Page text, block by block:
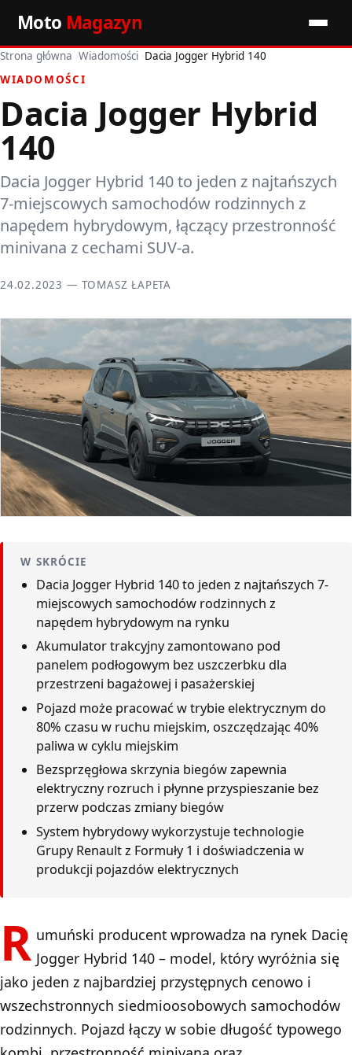
Moto Magazyn
Start
Wiadomości
Premiery
Porady motoryzacyjne
Pozostałe artykuły
Strona główna ›Wiadomości ›Dacia Jogger Hybrid 140
WIADOMOŚCI
Dacia Jogger Hybrid
140
Dacia Jogger Hybrid 140 to jeden z najtańszych
7-miejscowych samochodów rodzinnych z
napędem hybrydowym, łączący przestronność
minivana z cechami SUV-a.
24.02.2023 — TOMASZ ŁAPETA
W SKRÓCIE
Dacia Jogger Hybrid 140 to jeden z najtańszych 7-
miejscowych samochodów rodzinnych z
napędem hybrydowym na rynku
Akumulator trakcyjny zamontowano pod
panelem podłogowym bez uszczerbku dla
przestrzeni bagażowej i pasażerskiej
Pojazd może pracować w trybie elektrycznym do
80% czasu w ruchu miejskim, oszczędzając 40%
paliwa w cyklu miejskim
Bezsprzęgłowa skrzynia biegów zapewnia
elektryczny rozruch i płynne przyspieszanie bez
przerw podczas zmiany biegów
System hybrydowy wykorzystuje technologie
Grupy Renault z Formuły 1 i doświadczenia w
produkcji pojazdów elektrycznych
R umuński producent wprowadza na rynek Dacię
Jogger Hybrid 140 – model, który wyróżnia się
jako jeden z najbardziej przystępnych cenowo i
wszechstronnych siedmioosobowych samochodów
rodzinnych. Pojazd łączy w sobie długość typowego